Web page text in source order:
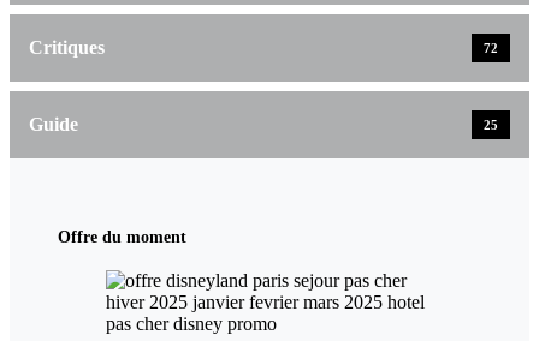
Critiques 72
Guide 25
Offre du moment